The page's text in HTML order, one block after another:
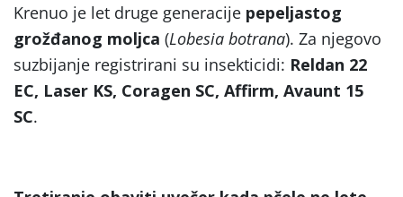
Krenuo je let druge generacije pepeljastog
grožđanog moljca (Lobesia botrana). Za njegovo
suzbijanje registrirani su insekticidi: Reldan 22
EC, Laser KS, Coragen SC, Affirm, Avaunt 15
SC.